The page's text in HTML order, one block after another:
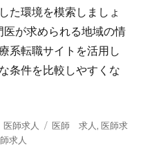
た環境を模索しましょ
医が求められる地域の情
系転職サイトを活用し
条件を比較しやすくな
カ
テ
医師求人
タ
医師 求人 , 医師求
求人